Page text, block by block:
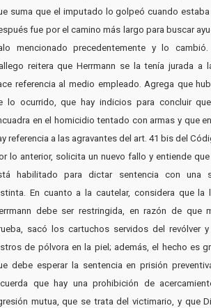
suma que el imputado lo golpeó cuando
fue por el camino más largo para buscar
mencionado precedentemente y lo
reitera que Herrmann se la tenía jurada a
referencia al medio empleado. Agrega que
lo ocurrido, que hay indicios para concluir
en el homicidio tentado con armas y que
referencia a las agravantes del art. 41 bis del
lo anterior, solicita un nuevo fallo y entiende
habilitado para dictar sentencia con una
En cuanto a la cautelar, considera que la
debe ser restringida, en razón de que
sacó los cartuchos servidos del revólver
de pólvora en la piel; además, el hecho es
debe esperar la sentencia en prisión
que hay una prohibición de
mutua, que se trata del victimario, y que